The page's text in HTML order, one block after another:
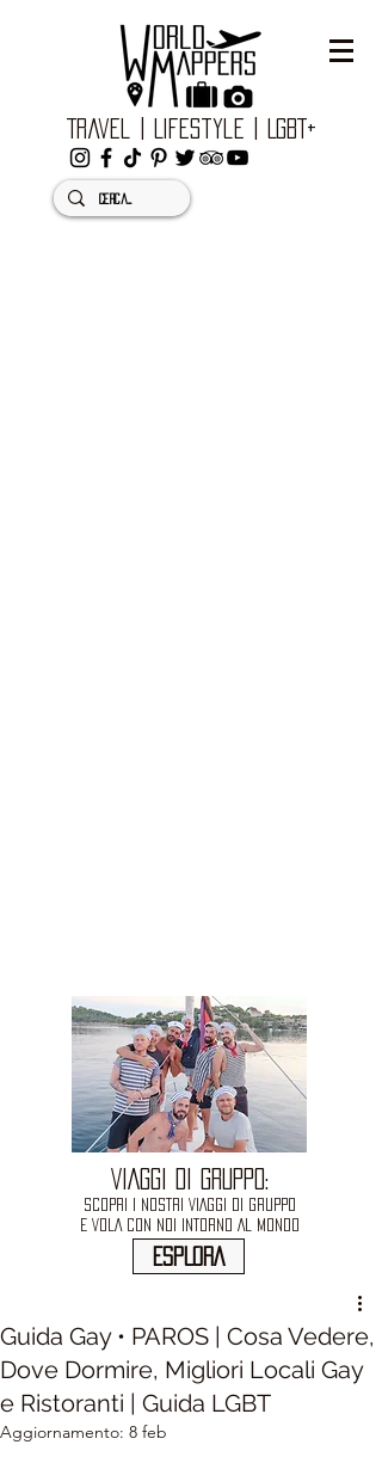
Travel | Lifestyle | LGBT+
VIAGGI DI GRUPPO:
SCOPRI I NOSTRI VIAGGI DI GRUPPO
E VOLA CON NOI INTORNO AL MONDO
ESPLORA
Guida Gay • PAROS | Cosa Vedere,
Dove Dormire, Migliori Locali Gay
e Ristoranti | Guida LGBT
Aggiornamento: 8 feb